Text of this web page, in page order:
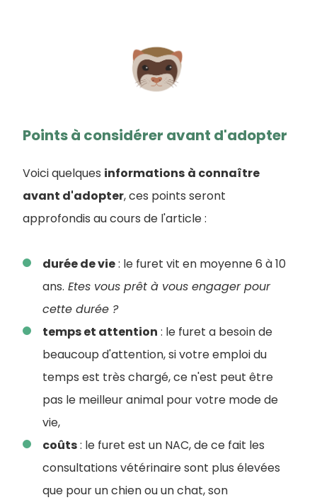
Points à considérer avant d'adopter
Voici quelques informations à connaître
avant d'adopter, ces points seront
approfondis au cours de l'article :
durée de vie: le furet vit en moyenne 6 à 10
ans. Etes vous prêt à vous engager pour
cette durée ?
temps et attention : le furet a besoin de
beaucoup d'attention, si votre emploi du
temps est très chargé, ce n'est peut être
pas le meilleur animal pour votre mode de
vie,
coûts: le furet est un NAC, de ce fait les
consultations vétérinaire sont plus élevées
que pour un chien ou un chat, son